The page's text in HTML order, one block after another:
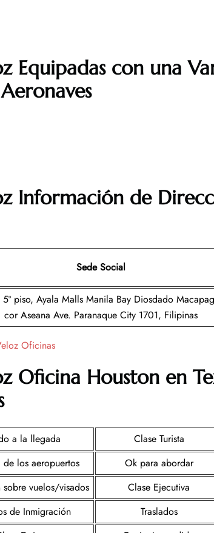
Equipadas con una
Información de
Sede Social
piso, Ayala Malls Manila Bay Diosdado
cor Aseana Ave. Paranaque City 1701, Filipinas
Oficinas
Oficina Houston en
a la llegada Clase Turista
de los aeropuertos
Ok para abordar
vuelos/visados
Clase Ejecutiva
de Inmigración
Traslados